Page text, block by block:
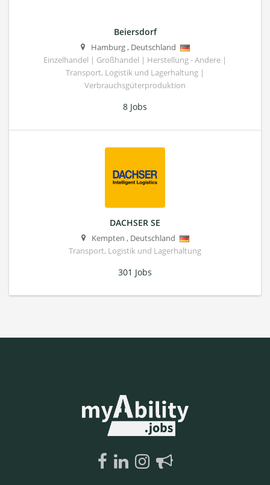
Beiersdorf
Hamburg, Deutschland
Einzelhandel | Großhandel | Herstellung - Andere |
Transport, Logistik und Lagerhaltung |
Verbrauchsgüterproduktion
8 Jobs
DACHSER SE
Kempten , Deutschland
Transport, Logistik und Lagerhaltung
301 Jobs